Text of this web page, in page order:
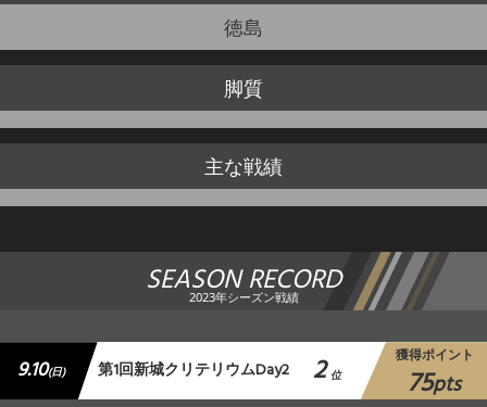
徳島
脚質
主な戦績
SEASON RECORD
2023年シーズン戦績
9.10(日) 第1回新城クリテリウムDay2 2 位
獲得ポイント
75pts